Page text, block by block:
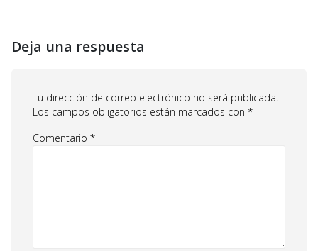
Deja una respuesta
Tu dirección de correo electrónico no será publicada.
Los campos obligatorios están marcados con *
Comentario *